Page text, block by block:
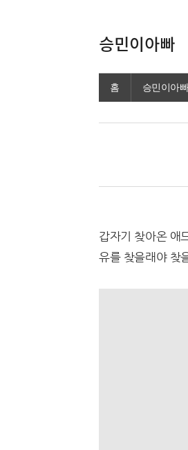
승민이아빠
홈 승민이아
갑자기 찾아온 애
유를 찾을래야 찾